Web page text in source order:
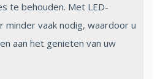
te behouden. Met LED-
minder vaak nodig, waardoor u
aan het genieten van uw